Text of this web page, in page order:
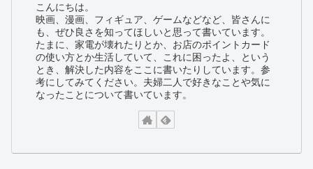
こんにちは。
映画、漫画、フィギュア、ゲームなどなど、皆さんに
も、ぜひ良さを知ってほしいと思って書いています。
たまに、家電が壊れたりとか、お店のポイントカード
の使い方とか生活していて、これに困ったよ、という
とき、解決した内容をここに書いたりしています。参
考にしてみてください。夫婦二人で好きなことや気に
なったことについて書いています。